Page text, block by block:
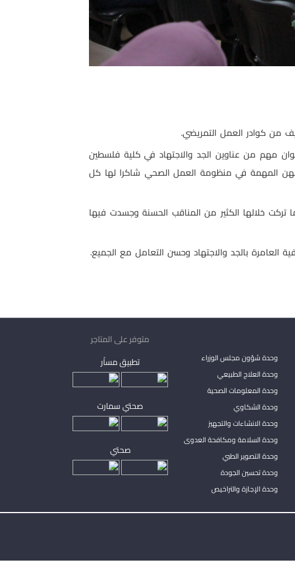
من كوادر العمل التمريضي.
مهم من عناوين الجد والاجتهاد في كلية فلسطين
المهمة في منظومة العمل الصحي شاكرا لها كل
المتحدثين الدور الريادي الذي قامت به أ. امتثال طيلة فترة عملها والتي أمضت قرابة 35 عاما تركت خلالها الكثير من المناقب الحسنة وجسدت فيها
العامرة بالجد والاجتهاد وحسن التعامل مع الجميع.
وحدة شؤون مجلس الوزراء
وحدة العلاج الطبيعي
وحدة المعلومات الصحية
وحدة الشكاوي
وحدة الانشاءات والتجهيز
وحدة السلامة ومكافحة العدوى
وحدة التصوير الطبي
وحدة تحسين الجودة
وحدة الإجازة والتراخيص
متوفر على المتاجر
تطبيق مساْر
صحتي سمارت
صحتي